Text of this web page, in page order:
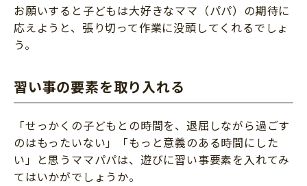
お願いすると子どもは大好きなママ（パパ）の期待に
応えようと、張り切って作業に没頭してくれるでしょ
う。
習い事の要素を取り入れる
「せっかくの子どもとの時間を、退屈しながら過ごす
のはもったいない」「もっと意義のある時間にした
い」と思うママパパは、遊びに習い事要素を入れてみ
てはいかがでしょうか。